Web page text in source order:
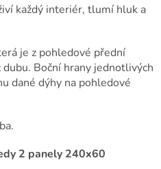
každý interiér, tlumí hluk a
je z pohledové přední
Boční hrany jednotlivých
dané dýhy na pohledové
2 panely 240x60